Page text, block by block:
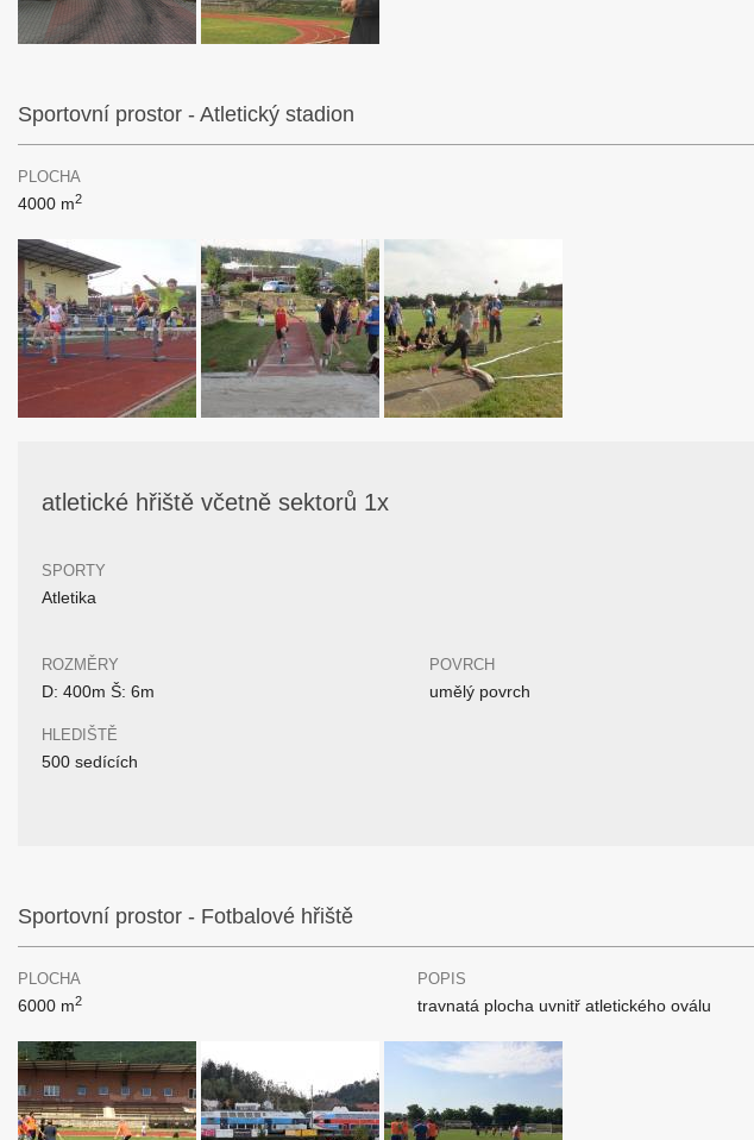
Sportovní prostor - Atletický stadion
PLOCHA
4000 m2
atletické hřiště včetně sektorů 1x
SPORTY
Atletika
ROZMĚRY
D: 400m Š: 6m
HLEDIŠTĚ
500 sedících
POVRCH
umělý povrch
Sportovní prostor - Fotbalové hřiště
PLOCHA
6000 m2
POPIS
travnatá plocha uvnitř atletického oválu